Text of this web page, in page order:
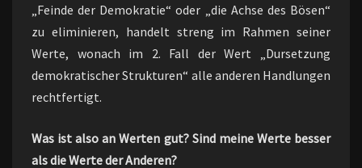
„Feinde der Demokratie“ oder „die Achse des Bösen“
zu eliminieren, handelt streng im Rahmen seiner
Werte, wonach im 2. Fall der Wert „Dursetzung
demokratischer Strukturen“ alle anderen Handlungen
rechtfertigt.
Was ist also an Werten gut? Sind meine Werte besser
als die Werte der Anderen?